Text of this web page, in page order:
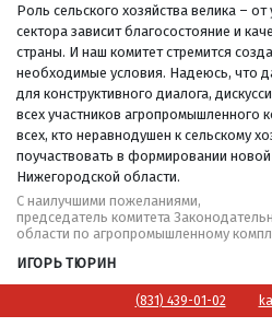
Роль сельского хозяйства велика –
сектора зависит благосостояние и
страны. И наш комитет стремится
необходимые условия. Надеюсь, что
для конструктивного диалога,
всех участников агропромышленного
всех, кто неравнодушен к сельскому
поучаствовать в формировании новой
Нижегородской области.
С наилучшими пожеланиями,
председатель комитета
области по агропромышленному
ИГОРЬ ТЮРИН
(831) 439-01-02